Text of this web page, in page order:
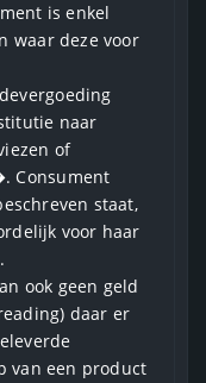
is enkel
waar deze voor
naar
of
Consument
staat,
voor haar
ook geen geld
daar er
van een product